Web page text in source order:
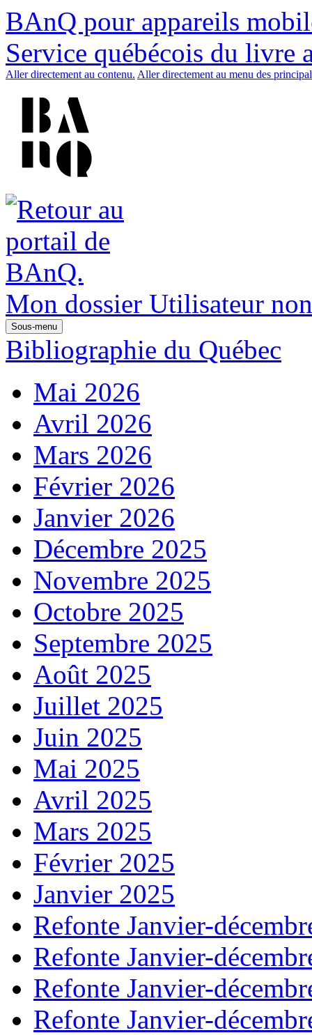
BAnQ pour appareils
Service québécois du livre
Aller directement au contenu. Aller directement au menu des
Mon dossier Utilisateur
Sous-menu
Bibliographie du Québec
Mai 2026
Avril 2026
Mars 2026
Février 2026
Janvier 2026
Décembre 2025
Novembre 2025
Octobre 2025
Septembre 2025
Août 2025
Juillet 2025
Juin 2025
Mai 2025
Avril 2025
Mars 2025
Février 2025
Janvier 2025
Refonte Janvier-
Refonte Janvier-
Refonte Janvier-
Refonte Janvier-